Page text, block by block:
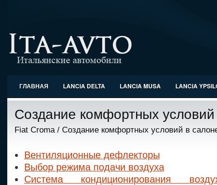
ГЛАВНАЯ LANCIA DELTA LANCIA MUSA LANCIA
Создание комфортных
Fiat Croma/ Создание комфортных условий в
Вентиляционные дефлекторы
Выбор режима подачи воздуха
Система кондиционирования